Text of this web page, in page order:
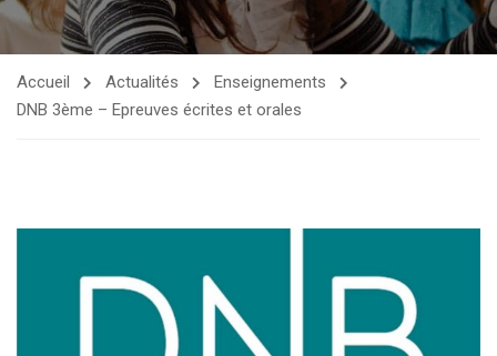
Accueil Actualités
Enseignements
DNB 3ème – Epreuves écrites et orales